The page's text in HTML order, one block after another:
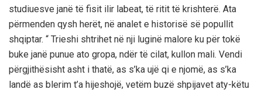
studiuesve janë të fisit ilir labeat, të ritit të krishterë. Ata
përmenden qysh herët, në analet e historisë së popullit
shqiptar. “ Trieshi shtrihet në nji luginë malore ku për tokë
buke janë punue ato gropa, ndër të cilat, kullon mali. Vendi
përgjithësisht asht i thatë, as s’ka ujë qi e njomë, as s’ka
landë as blerim t’a hijeshojë, vetëm buzë shpijavet aty-këtu